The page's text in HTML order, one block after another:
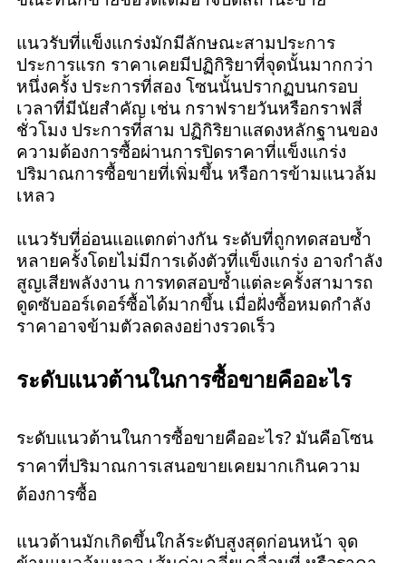
แนวรับที่แข็งแกร่งมักมีลักษณะสามประการ
ประการแรก ราคาเคยมีปฏิกิริยาที่จุดนั้นมากกว่า
หนึ่งครั้ง ประการที่สอง โซนนั้นปรากฏบนกรอบ
เวลาที่มีนัยสำคัญ เช่น กราฟรายวันหรือกราฟสี่
ชั่วโมง ประการที่สาม ปฏิกิริยาแสดงหลักฐานของ
ความต้องการซื้อผ่านการปิดราคาที่แข็งแกร่ง
ปริมาณการซื้อขายที่เพิ่มขึ้น หรือการข้ามแนวล้ม
เหลว
แนวรับที่อ่อนแอแตกต่างกัน ระดับที่ถูกทดสอบซ้ำ
หลายครั้งโดยไม่มีการเด้งตัวที่แข็งแกร่ง อาจกำลัง
สูญเสียพลังงาน การทดสอบซ้ำแต่ละครั้งสามารถ
ดูดซับออร์เดอร์ซื้อได้มากขึ้น เมื่อฝั่งซื้อหมดกำลัง
ราคาอาจข้ามตัวลดลงอย่างรวดเร็ว
ระดับแนวต้านในการซื้อขายคืออะไร
ระดับแนวต้านในการซื้อขายคืออะไร? มันคือโซน
ราคาที่ปริมาณการเสนอขายเคยมากเกินความ
ต้องการซื้อ
แนวต้านมักเกิดขึ้นใกล้ระดับสูงสุดก่อนหน้า จุด